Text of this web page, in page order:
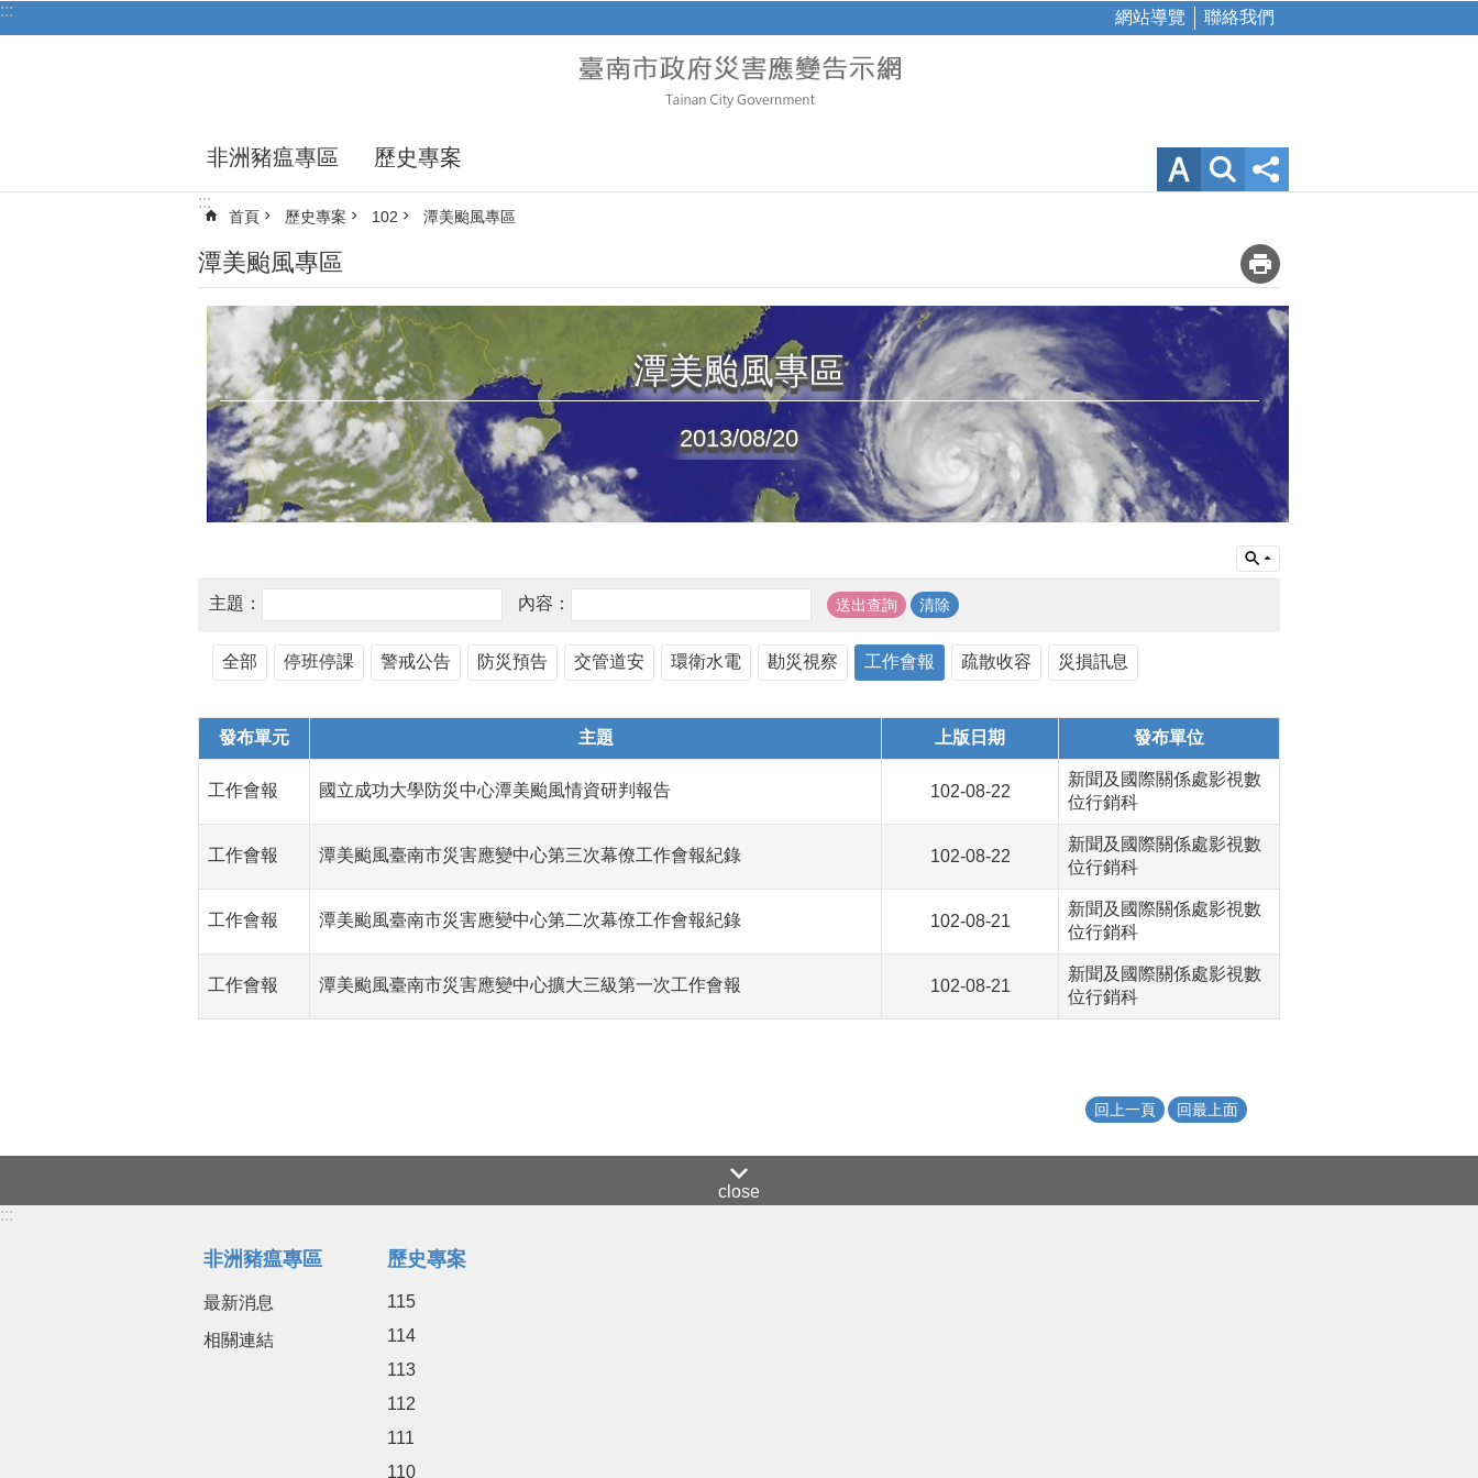
跳到主要內容區塊
::: 網站導覽 聯絡我們
非洲豬瘟專區 歷史專案
:::
首頁 歷史專案 102 潭美颱風專區
潭美颱風專區
潭美颱風專區
2013/08/20
主題： 內容：
全部 停班停課 警戒公告 防災預告 交管道安 環衛水電 勘災視察 工作會報 疏散收容 災損訊息
發布單元 主題 上版日期 發布單位
工作會報 國立成功大學防災中心潭美颱風情資研判報告 102-08-22
新聞及國際關係處影視數
位行銷科
工作會報 潭美颱風臺南市災害應變中心第三次幕僚工作會報紀錄 102-08-22
新聞及國際關係處影視數
位行銷科
工作會報 潭美颱風臺南市災害應變中心第二次幕僚工作會報紀錄 102-08-21
新聞及國際關係處影視數
位行銷科
工作會報 潭美颱風臺南市災害應變中心擴大三級第一次工作會報 102-08-21
新聞及國際關係處影視數
位行銷科
回上一頁 回最上面
close
:::
非洲豬瘟專區
最新消息
相關連結
歷史專案
115
114
113
112
111
110